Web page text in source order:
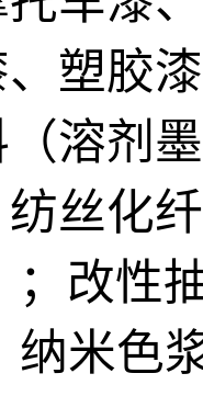
塑胶
溶剂
丝化
；改性
纳米